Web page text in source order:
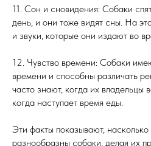
11. Сон и сновидения: Собаки
день, и они тоже видят сны. На
и звуки, которые они издают во
12. Чувство времени: Собаки
времени и способны различать
часто знают, когда их владельцы
когда наступает время еды.
Эти факты показывают, насколько
разнообразны собаки, делая их